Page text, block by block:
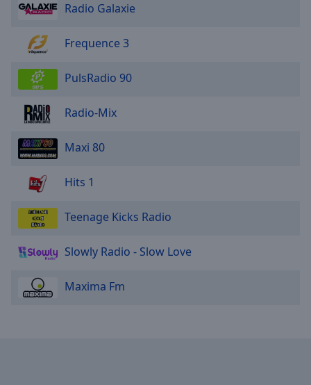
Radio Galaxie
Frequence 3
PulsRadio 90
Radio-Mix
Maxi 80
Hits 1
Teenage Kicks Radio
Slowly Radio - Slow Love
Maxima Fm